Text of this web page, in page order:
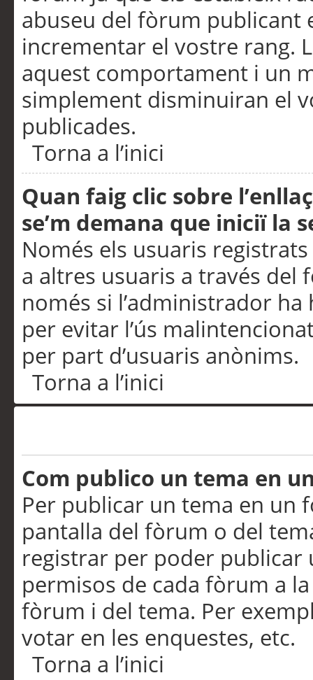
abuseu del fòrum publicant
incrementar el vostre rang.
aquest comportament i un
simplement disminuiran el
publicades.
Torna a l’inici
Quan faig clic sobre
se’m demana que iniciï la
Només els usuaris
a altres usuaris a través
només si l’administrador
per evitar l’ús
per part d’usuaris anònims.
Torna a l’inici
Com publico un tema en
Per publicar un tema en un
pantalla del fòrum o del
registrar per poder publicar
permisos de cada fòrum a
fòrum i del tema. Per
votar en les enquestes, etc.
Torna a l’inici